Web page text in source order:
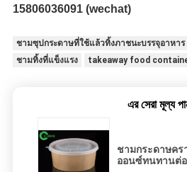
15806036091 (wechat)
ชามซุปกระดาษที่ใช้แล้วทิ้งภาชนะบรรจุอาหาร
ชามทิ้งที่แข็งแรง
takeaway food
এর সেরা মূল্য
ชามกระดาษค
ออนซ์ทนทานต่